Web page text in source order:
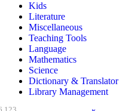
Kids
Literature
Miscellaneous
Teaching Tools
Language
Mathematics
Science
Dictionary & Translator
Library Management